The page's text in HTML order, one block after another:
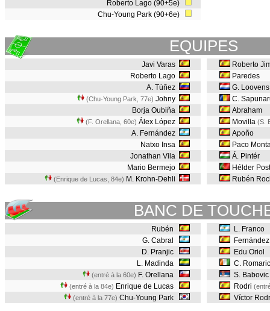
Roberto Lago (90+5e)
Chu-Young Park (90+6e)
EQUIPES
Javi Varas
Roberto Lago
A. Túñez
(Chu-Young Park, 77e) Johny
Borja Oubiña
(F. Orellana, 60e) Álex López
A. Fernández
Natxo Insa
Jonathan Vila
Mario Bermejo
(Enrique de Lucas, 84e) M. Krohn-Dehli
Roberto
Paredes
G. Loovens
C.
Abraham
Movilla (S.
Apoño
Paco
Á. Pintér
Hélder
Rubén
BANC DE
Rubén
G. Cabral
D. Pranjic
L. Madinda
(entré à la 60e) F. Orellana
(entré à la 84e) Enrique de Lucas
(entré à la 77e) Chu-Young Park
L. Franco
Fernández
Edu Oriol
C. Romaric
S. Babovic
Rodri
Víctor